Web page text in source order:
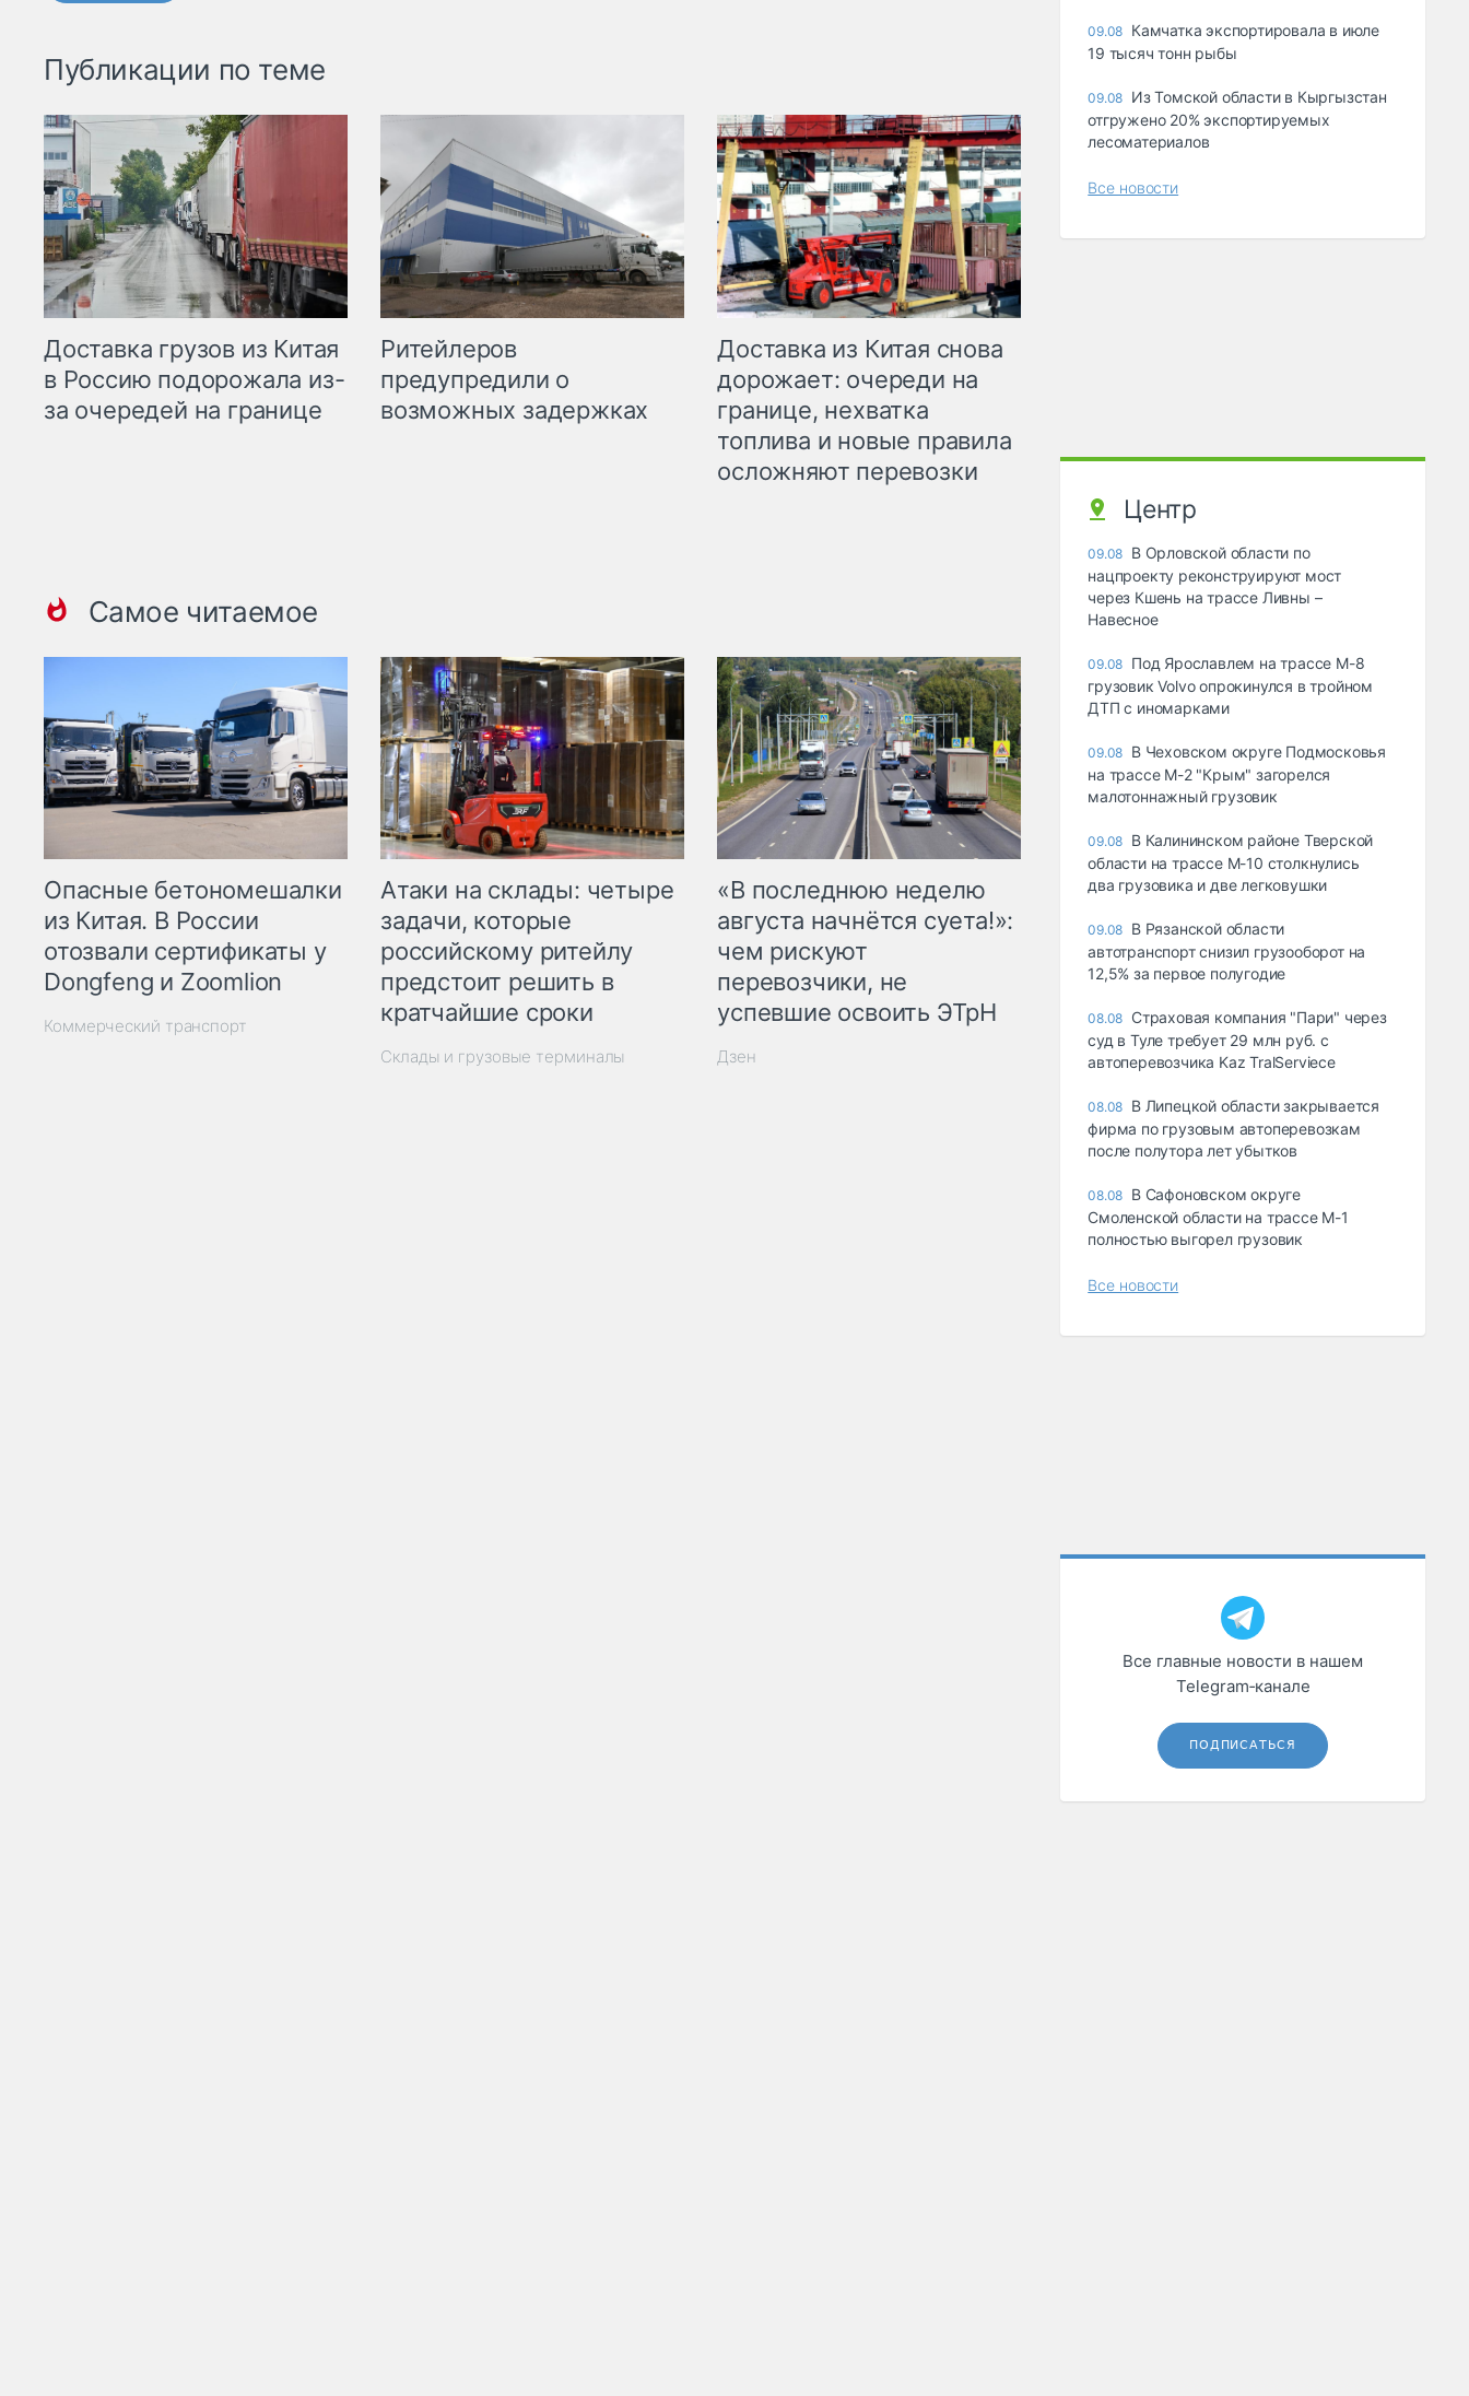
Публикации по теме
Доставка грузов из Китая
в Россию подорожала из-
за очередей на границе
Ритейлеров
предупредили о
возможных задержках
Доставка из Китая снова
дорожает: очереди на
границе, нехватка
топлива и новые правила
осложняют перевозки
Самое читаемое
Опасные бетономешалки
из Китая. В России
отозвали сертификаты у
Dongfeng и Zoomlion
Коммерческий транспорт
Атаки на склады: четыре
задачи, которые
российскому ритейлу
предстоит решить в
кратчайшие сроки
Склады и грузовые терминалы
«В последнюю неделю
августа начнётся суета!»:
чем рискуют
перевозчики, не
успевшие освоить ЭТрН
Дзен
09.08 Камчатка экспортировала в июле
19 тысяч тонн рыбы
09.08 Из Томской области в Кыргызстан
отгружено 20% экспортируемых
лесоматериалов
Все новости
Центр
09.08 В Орловской области по
нацпроекту реконструируют мост
через Кшень на трассе Ливны –
Навесное
09.08 Под Ярославлем на трассе М-8
грузовик Volvo опрокинулся в тройном
ДТП с иномарками
09.08 В Чеховском округе Подмосковья
на трассе М-2 "Крым" загорелся
малотоннажный грузовик
09.08 В Калининском районе Тверской
области на трассе М-10 столкнулись
два грузовика и две легковушки
09.08 В Рязанской области
автотранспорт снизил грузооборот на
12,5% за первое полугодие
08.08 Страховая компания "Пари" через
суд в Туле требует 29 млн руб. с
автоперевозчика Kaz TralServiece
08.08 В Липецкой области закрывается
фирма по грузовым автоперевозкам
после полутора лет убытков
08.08 В Сафоновском округе
Смоленской области на трассе М-1
полностью выгорел грузовик
Все новости
Все главные новости в нашем
Telegram‑канале
ПОДПИСАТЬСЯ